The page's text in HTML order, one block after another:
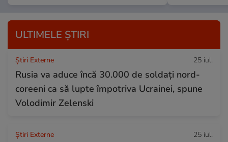
ULTIMELE ȘTIRI
Știri Externe 25 iul.
Rusia va aduce încă 30.000 de soldaţi nord-
coreeni ca să lupte împotriva Ucrainei, spune
Volodimir Zelenski
Știri Externe 25 iul.